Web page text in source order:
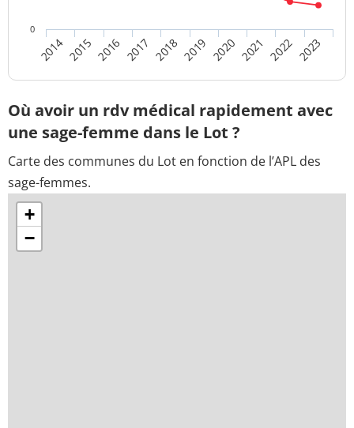
2014 2015 2016 2017 2018 2019 2020 2021 2022 2023
0
Où avoir un rdv médical rapidement avec
une sage-femme dans le Lot ?
Carte des communes du Lot en fonction de l’APL des
sage-femmes.
+
−